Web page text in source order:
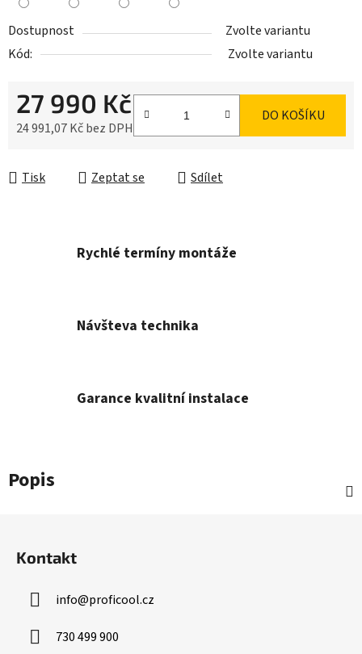
Dostupnost
Zvolte variantu
Kód:
Zvolte variantu
27 990 Kč
24 991,07 Kč bez DPH
DO KOŠÍKU
Tisk Zeptat se Sdílet
Rychlé termíny montáže
Návšteva technika
Garance kvalitní instalace
Popis
Kontakt
info@proficool.cz
730 499 900